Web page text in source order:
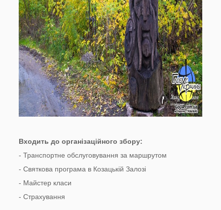
Входить до організаційного збору:
- Транспортне обслуговування за маршрутом
- Святкова програма в Козацькій Залозі
- Майстер класи
- Страхування